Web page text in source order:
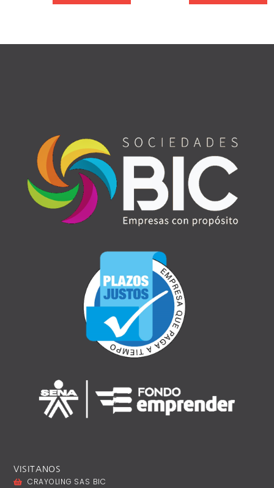
VISITANOS
CRAYOLING SAS BIC